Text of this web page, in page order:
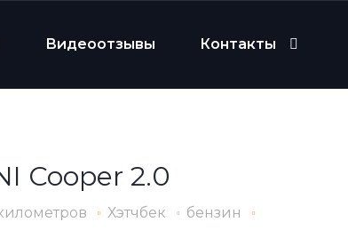
Видеоотзывы Контакты
Cooper 2.0
Хэтчбек
бензин